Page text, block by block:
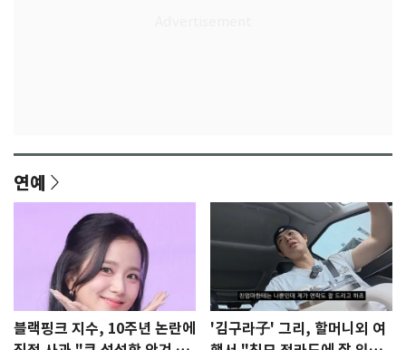
연예
블랙핑크 지수, 10주년 논란에
'김구라子' 그리, 할머니외 여